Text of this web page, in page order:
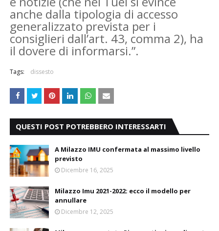
anche dalla tipologia di accesso
generalizzato prevista per i
consiglieri dall’art. 43, comma 2), ha
il dovere di informarsi.”.
Tags: dissesto
QUESTI POST POTREBBERO INTERESSARTI
A Milazzo IMU confermata al massimo livello
previsto
Dicembre 16, 2025
Milazzo Imu 2021-2022: ecco il modello per
annullare
Dicembre 12, 2025